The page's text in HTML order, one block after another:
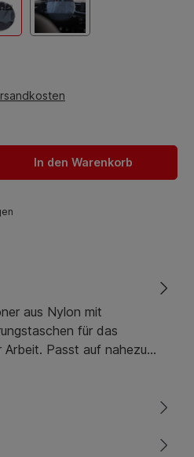
gewünschten Wert ein oder
In den Warenkorb
aus Nylon mit
für das
Arbeit. Passt auf nahezu…